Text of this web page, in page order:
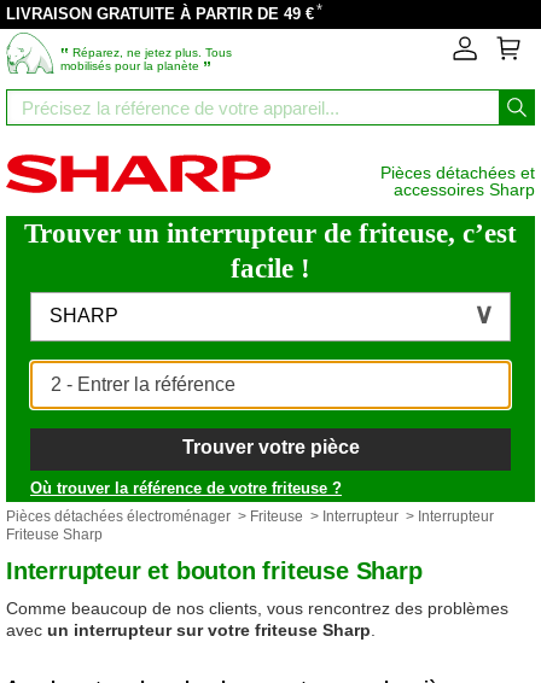
LIVRAISON GRATUITE À PARTIR DE 49 €*
‟ Réparez, ne jetez plus. Tous
mobilisés pour la planète ”
Pièces détachées et
accessoires Sharp
Trouver un interrupteur de friteuse, c’est
facile !
SHARP
Trouver votre pièce
Où trouver la référence de votre friteuse ?
Pièces détachées électroménager > Friteuse > Interrupteur > Interrupteur
Friteuse Sharp
Interrupteur et bouton friteuse Sharp
Comme beaucoup de nos clients, vous rencontrez des problèmes
avec un interrupteur sur votre friteuse Sharp